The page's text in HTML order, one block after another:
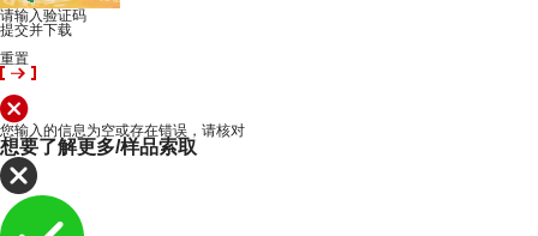
请输入验证码
提交并下载
重置
您输入的信息为空或存在错误，请核对
想要了解更多/样品索取